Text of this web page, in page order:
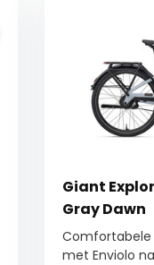
Giant
Gray Dawn
met Enviolo